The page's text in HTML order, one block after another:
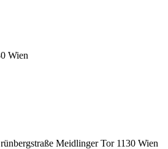
Wien
Meidlinger Tor 1130 Wien